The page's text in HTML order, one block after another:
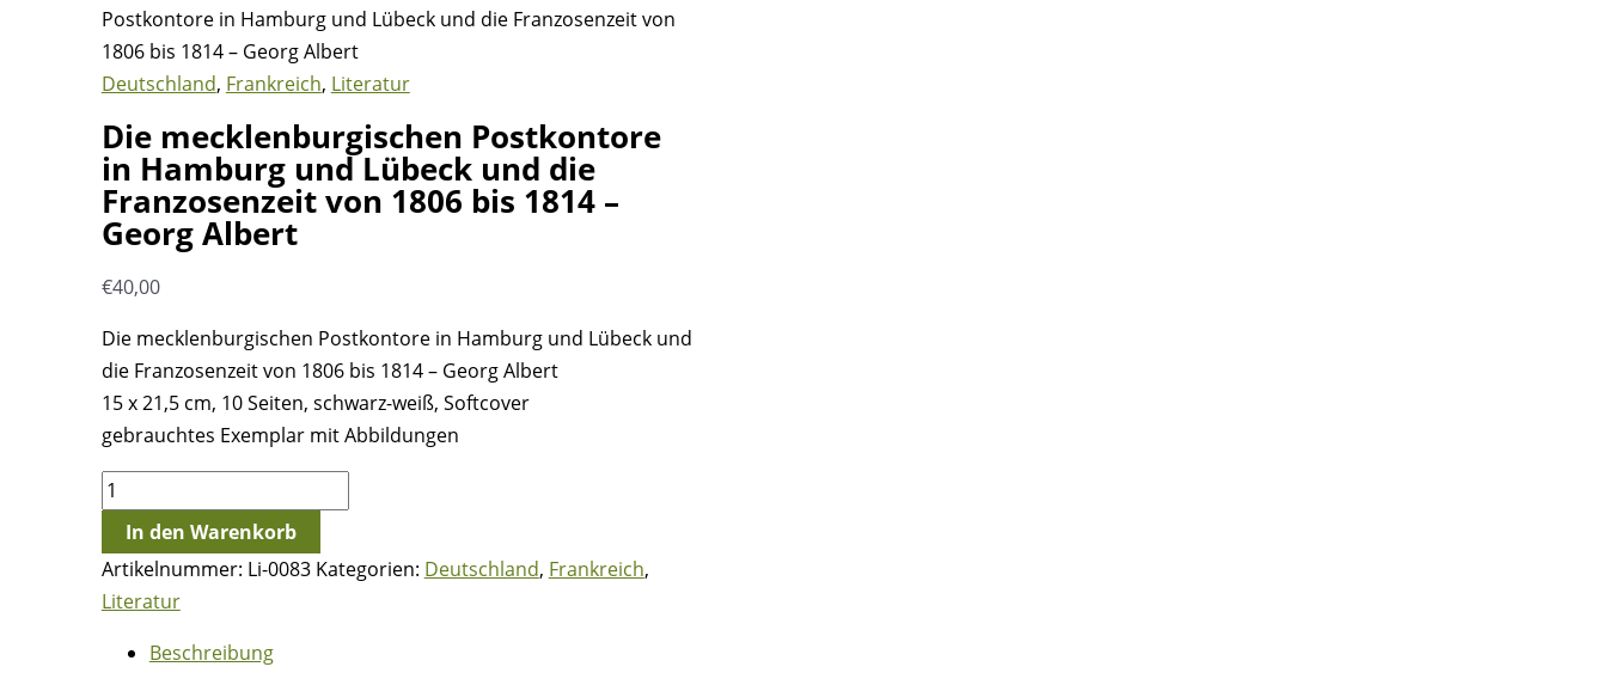
Postkontore in Hamburg und Lübeck und die Franzosenzeit von
1806 bis 1814 – Georg Albert
Deutschland, Frankreich, Literatur
Die mecklenburgischen Postkontore
in Hamburg und Lübeck und die
Franzosenzeit von 1806 bis 1814 –
Georg Albert
€40,00
Die mecklenburgischen Postkontore in Hamburg und Lübeck und
die Franzosenzeit von 1806 bis 1814 – Georg Albert
15 x 21,5 cm, 10 Seiten, schwarz-weiß, Softcover
gebrauchtes Exemplar mit Abbildungen
Die
mecklenburgischen
Postkontore
in
Hamburg
und
In den Warenkorb
Artikelnummer: Li-0083 Kategorien: Deutschland, Frankreich,
Literatur
Beschreibung